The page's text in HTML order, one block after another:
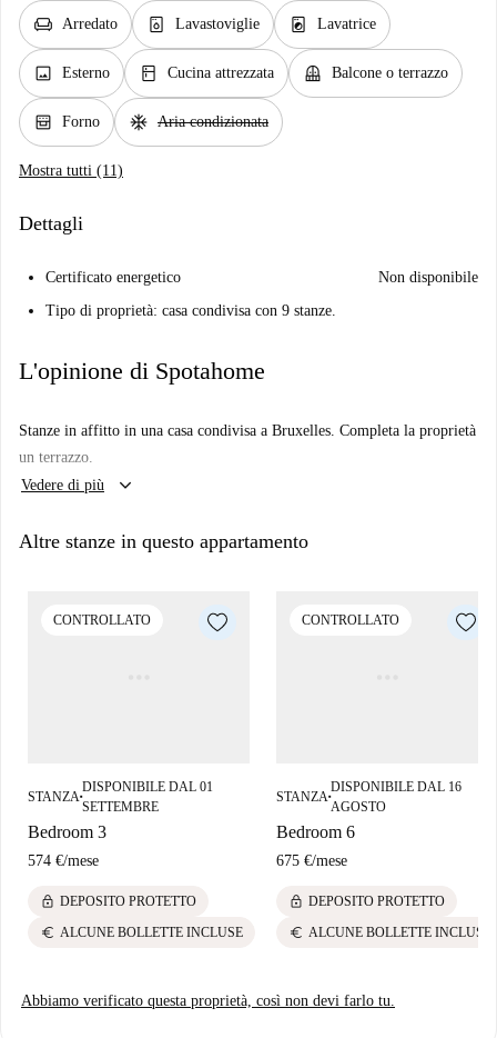
chair Arredato dishwasher_gen Lavastoviglie local_laundry_service Lavatrice
image Esterno kitchen Cucina attrezzata balcony Balcone o terrazzo
oven_gen Forno ac_unit Aria condizionata
Mostra tutti (11)
Dettagli
Certificato energetico
Non disponibile
Tipo di proprietà: casa condivisa con 9 stanze.
L'opinione di Spotahome
Stanze in affitto in una casa condivisa a Bruxelles. Completa la proprietà
un terrazzo.
Vedere di più
keyboard_arrow_down
Altre stanze in questo appartamento
CONTROLLATO
STANZA ■
DISPONIBILE DAL 01
SETTEMBRE
Bedroom 3
574 €/mese
lock DEPOSITO PROTETTO
euro ALCUNE BOLLETTE INCLUSE
CONTROLLATO
STANZA ■
DISPONIBILE DAL 16
AGOSTO
Bedroom 6
675 €/mese
lock DEPOSITO PROTETTO
euro ALCUNE BOLLETTE INCLUSE
Abbiamo verificato questa proprietà, così non devi farlo tu.